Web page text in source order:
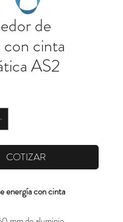
de
con cinta
AS2
COTIZAR
energía con cinta